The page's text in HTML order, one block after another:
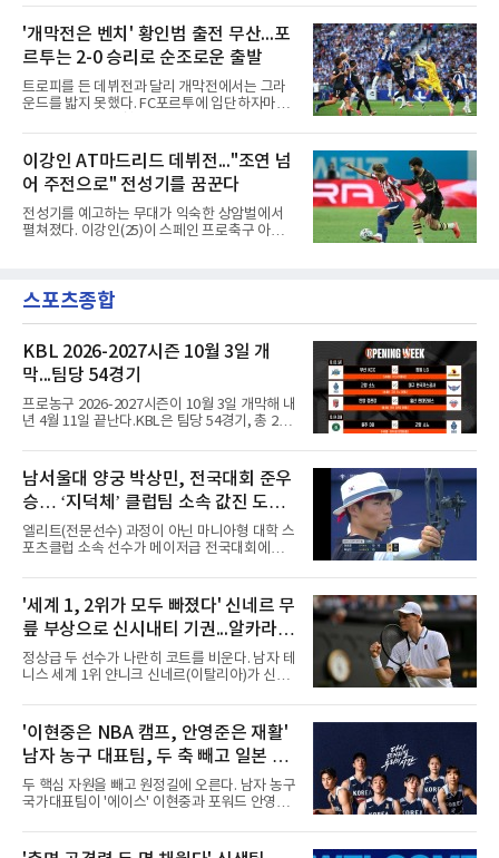
니라 성장 가능성까지 고려해 영입을 결정했다.
효과도 기대된다. K리그1
10일(한국시간) 애스턴 빌라(잉글랜드)에서 뛰
어온 디뉴를 재영입했다고 발표했다. 계약 기간
은 2029년까지 3년이며, 등번호는 12번이다. 구
체적인 이적료는 공개되지 않았으나 영국 BBC
는 PSG가 왼쪽 풀백 디뉴의 바이아웃인 850만
파운드(약 162억원)를 애스턴 빌라에 지불하기
로 했다고 전했다.돌아오는 길은 길었다. 프랑스
프랑스컵 1회, 리그컵 2회 우승 등을 경험했다.
이후 AS로마 임대와 바르셀로나(스페
'개막전은 벤치' 황인범 출전 무산...포
르투는 2-0 승리로 순조로운 출발
트로피를 든 데뷔전과 달리 개막전에서는 그라
운드를 밟지 못했다. FC포르투에 입단하자마자
인범(29)이 정규리그 개막전에서는 벤치를 지켰
다.포르투는 10일(한국시간) 포르투갈 포르투의
이스타디우 두 드라강에서 열린 알베르카와의
2026-2027 포르투갈 프리메이라리가 1라운드
홈 경기에서 2-0으로 이겼다. 두 골 모두 페널티
킥에서 나왔다. 전반 9분 안드레 실바가 상대 골
키퍼의 반칙으로 얻은 페널티킥을 직접 성공시
난 시즌 챔피언 포르투는 리그 2연패이자 통산
32번째 우승을 향한 첫발을 기분 좋
이강인 AT마드리드 데뷔전..."조연 넘
어 주전으로" 전성기를 꿈꾼다
전성기를 예고하는 무대가 익숙한 상암벌에서
펼쳐졌다. 이강인(25)이 스페인 프로축구 아틀
티)의 2026 쿠팡플레이 시리즈 친선경기는 사실
상 이강인을 위한 거대한 입단식이었다. 킥오프
고, 그의 영문 이름과 새 등번호 '7'이 박힌 붉은
줄무늬 유니폼이 유독 눈에 띄었다. 경기장에는
5만78명이 들어찼다.주인공은 벤치에서부터 존
재감을 드러냈다. 킥오프 10분 전 손을 흔들며
등장하자 환호가 터졌고, 전반 막판 호르헤 도밍
게스의 선제골 때보다 벤치에서
스포츠종합
KBL 2026-2027시즌 10월 3일 개
막...팀당 54경기
프로농구 2026-2027시즌이 10월 3일 개막해 내
년 4월 11일 끝난다.KBL은 팀당 54경기, 총 270
경기로 주당 11경기를 치르는 것이 원칙이다.개
막전은 10월 3일 오후 2시 부산사직체육관에서
열리는 부산 KCC와 창원 LG의 경기다. 같은 시
각 고양 소노가 고양 소노 아레나에서 대구 한국
가스공사와, 오후 4시 30분에는 안양 정관장이
안양 정관장 아레나에서 울산 현대모비스와 맞
붙는다.잠실실내체육관 철거로 서울 삼성은 서
창원실내체육관 시설 개선 공사로 10월 한 달간
홈경기를 치르지 못한다.시범경기
남서울대 양궁 박상민, 전국대회 준우
승… ‘지덕체’ 클럽팀 소속 값진 도전
빛내
엘리트(전문선수) 과정이 아닌 마니아형 대학 스
포츠클럽 소속 선수가 메이저급 전국대회에서
까지 예천군에서 열린 '올림픽제패기념 제43회
회장기 대학·실업 양궁대회' 컴파운드 종목 준우
승을 거둔 박상민 선수다. 남서울대학교 스포츠
비즈니스학과에 재학중인 박상민은 유년시절 양
궁선수로 활약했다. 하지만 전문선수로의 대학
진학을 포기하고 상경계열 학과에 진학해 선수
생활을 이어가고 있다. 지난 8일 JTBC스포츠 생
점 145점을 기록하며 아쉬윤 준우승에 랭크됐
다. 박상민 선수는 “평소 자신
'세계 1, 2위가 모두 빠졌다' 신네르 무
릎 부상으로 신시내티 기권...알카라스
도 불참
정상급 두 선수가 나란히 코트를 비운다. 남자 테
니스 세계 1위 얀니크 신네르(이탈리아)가 신시
신시내티오픈 주최 측을 통해 발표한 성명에서
의료진, 팀과 상의한 끝에 기권하기로 했다며,
오른쪽 무릎이 계속 불편해 관리해왔으나 경기
할 준비가 안 됐음을 인정하게 됐다고 밝혔다. 그
는 지난달 윔블던 결승에서 알렉산더 츠베레프
(독일)를 꺾고 통산 다섯 번째 메이저 타이틀을
따낸 뒤 한 경기도 치르지 않았다.공백은 겹쳤다.
'이현중은 NBA 캠프, 안영준은 재활'
남자 농구 대표팀, 두 축 빼고 일본 원
정 나선다
두 핵심 자원을 빼고 원정길에 오른다. 남자 농구
국가대표팀이 '에이스' 이현중과 포워드 안영준
농구협회는 오는 15일과 16일 일본 도쿄에서 열
리는 일본과의 원정 평가전에 이현중과 안영준